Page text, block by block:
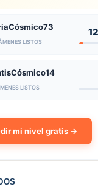
LISTOS
LISTOS
mi nivel gratis →